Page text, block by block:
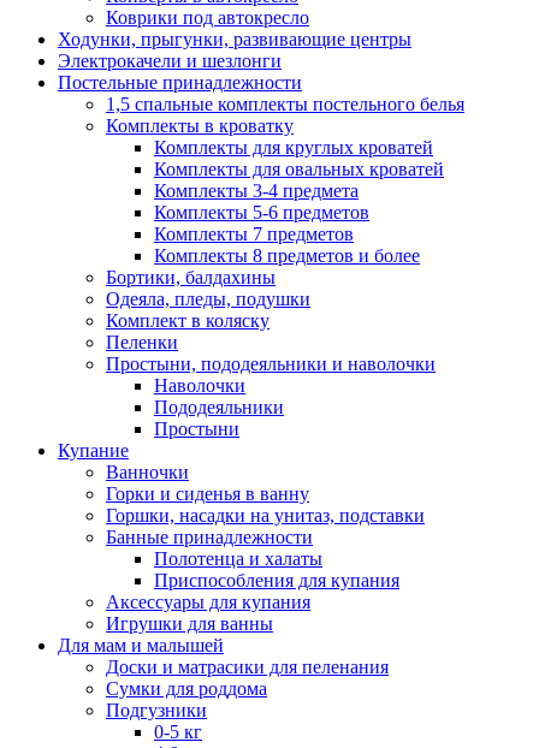
Коврики под автокресло
Ходунки, прыгунки, развивающие центры
Электрокачели и шезлонги
Постельные принадлежности
1,5 спальные комплекты постельного белья
Комплекты в кроватку
Комплекты для круглых кроватей
Комплекты для овальных кроватей
Комплекты 3-4 предмета
Комплекты 5-6 предметов
Комплекты 7 предметов
Комплекты 8 предметов и более
Бортики, балдахины
Одеяла, пледы, подушки
Комплект в коляску
Пеленки
Простыни, пододеяльники и наволочки
Наволочки
Пододеяльники
Простыни
Купание
Ванночки
Горки и сиденья в ванну
Горшки, насадки на унитаз, подставки
Банные принадлежности
Полотенца и халаты
Приспособления для купания
Аксессуары для купания
Игрушки для ванны
Для мам и малышей
Доски и матрасики для пеленания
Сумки для роддома
Подгузники
0-5 кг